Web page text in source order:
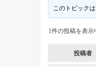
このトピックは
1件の投稿を表示
投稿者